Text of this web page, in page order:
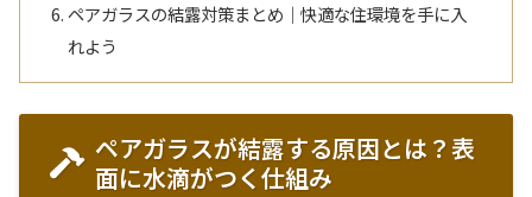
ペアガラスの結露対策まとめ｜快適な住環境を手に入
れよう
ペアガラスが結露する原因とは？表
面に水滴がつく仕組み